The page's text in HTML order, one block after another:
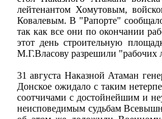
лейтенантом Хомутовым,
Ковалевым. В "Рапорте"
так как все они по окончании
этот день строительную
М.Г.Власову разрешили "рабочих
31 августа Наказной Атаман
Донское ожидало с таким
соотчичами с достойнейшим и
неисповедимым судьбам